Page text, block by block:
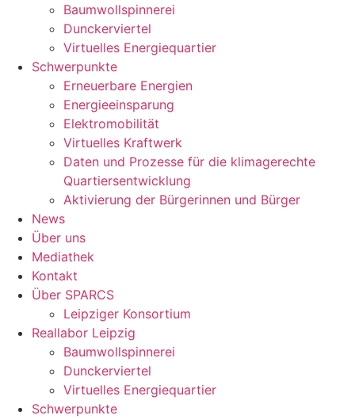
Baumwollspinnerei
Dunckerviertel
Virtuelles Energiequartier
Schwerpunkte
Erneuerbare Energien
Energieeinsparung
Elektromobilität
Virtuelles Kraftwerk
Daten und Prozesse für die klimagerechte
Quartiersentwicklung
Aktivierung der Bürgerinnen und Bürger
News
Über uns
Mediathek
Kontakt
Über SPARCS
Leipziger Konsortium
Reallabor Leipzig
Baumwollspinnerei
Dunckerviertel
Virtuelles Energiequartier
Schwerpunkte